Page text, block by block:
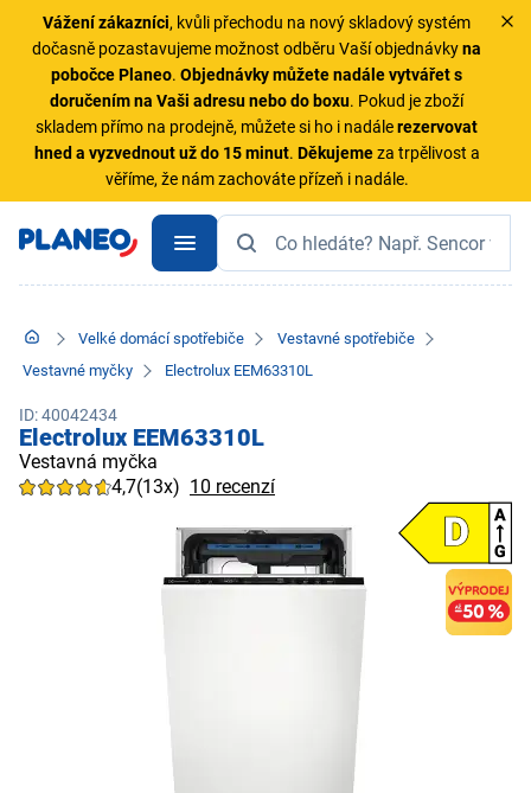
Vážení zákazníci, kvůli přechodu na nový skladový systém
dočasně pozastavujeme možnost odběru Vaší objednávkyna
pobočce Planeo.Objednávky můžete nadále vytvářet s
doručením na Vaši adresu nebo do boxu. Pokud je zboží
skladem přímo na prodejně, můžete si ho i nadálerezervovat
hned a vyzvednout už do 15 minut. Děkujemeza trpělivost a
věříme, že nám zachováte přízeň i nadále.
Velké domácí spotřebiče
Vestavné spotřebiče
Vestavné myčky
Electrolux EEM63310L
ID: 40042434
Electrolux EEM63310L
Vestavná myčka
4,7(13x) 10 recenzí